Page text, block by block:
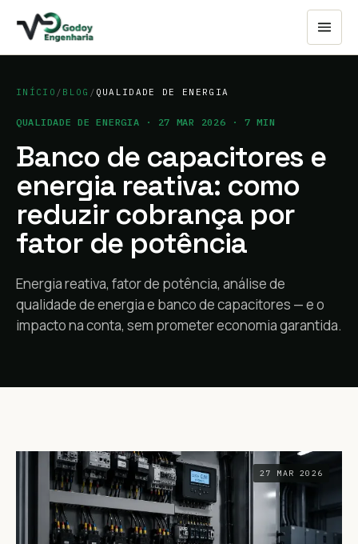
INÍCIO / BLOG / QUALIDADE DE ENERGIA
QUALIDADE DE ENERGIA · 27 MAR 2026 · 7 MIN
Banco de capacitores e
energia reativa: como
reduzir cobrança por
fator de potência
Energia reativa, fator de potência, análise de
qualidade de energia e banco de capacitores — e o
impacto na conta, sem prometer economia garantida.
27 MAR 2026